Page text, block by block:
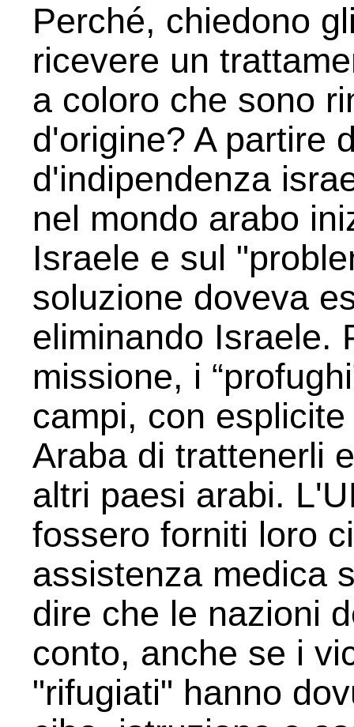
Perché, chiedono
ricevere un
a coloro che sono
d'origine? A partire
d'indipendenza
nel mondo arabo
Israele e sul
soluzione doveva
eliminando Israele.
missione, i
campi, con
Araba di trattenerli
altri paesi arabi.
fossero forniti loro
assistenza medica
dire che le nazioni
conto, anche se i
"rifugiati" hanno